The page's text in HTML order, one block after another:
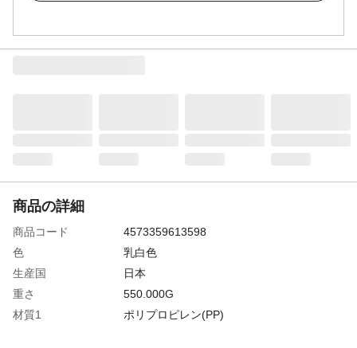
商品の詳細
商品コード
4573359613598
色
乳白色
生産国
日本
重さ
550.000G
材質1
ポリプロピレン(PP)